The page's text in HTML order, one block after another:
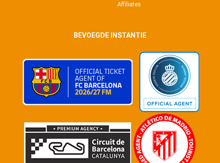
Affiliates
BEVOEGDE INSTANTIE